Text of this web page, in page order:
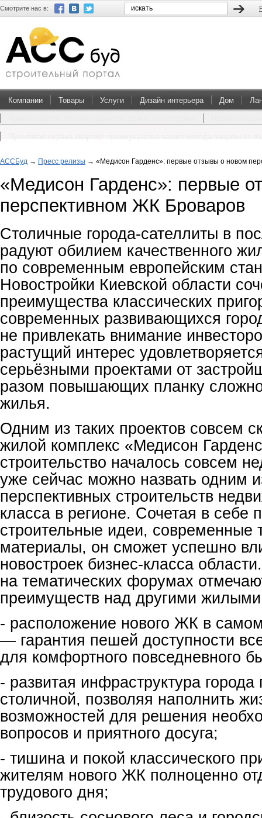
Смотрите нас в:
Компании Товары Услуги Дизайн интерьера Дом
АССБуд → Пресс релизы → «Медисон Гарденс»: первые отзывы о новом
«Медисон Гарденс»: первые
перспективном ЖК Броваров
Столичные города-сателлиты в
радуют обилием качественного
по современным европейским
Новостройки Киевской области
преимущества классических
современных развивающихся
не привлекать внимание
растущий интерес
серьёзными проектами от
разом повышающих планку
жилья.
Одним из таких проектов совсем
жилой комплекс «Медисон
строительство началось совсем
уже сейчас можно назвать одним
перспективных строительств
класса в регионе. Сочетая в себе
строительные идеи, современные
материалы, он сможет успешно
новостроек бизнес-класса
на тематических форумах
преимуществ над другими
- расположение нового ЖК в
— гарантия пешей доступности
для комфортного повседневного
- развитая инфраструктура города
столичной, позволяя наполнить
возможностей для решения
вопросов и приятного досуга;
- тишина и покой классического
жителям нового ЖК полноценно
трудового дня;